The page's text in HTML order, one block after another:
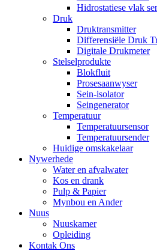
Hidrostatiese vlak
Druk
Druktransmitter
Differensiële Druk
Digitale Drukmeter
Stelselprodukte
Blokfluit
Prosesaanwyser
Sein-isolator
Seingenerator
Temperatuur
Temperatuursensor
Temperatuursender
Huidige omskakelaar
Nywerhede
Water en afvalwater
Kos en drank
Pulp & Papier
Mynbou en Ander
Nuus
Nuuskamer
Opleiding
Kontak Ons